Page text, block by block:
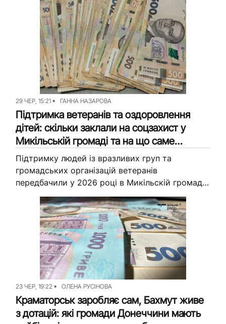
консультації з різних питань. Для...
29 ЧЕР, 15:21 ГАННА НАЗАРОВА
Підтримка ветеранів та оздоровлення
дітей: скільки заклали на соцзахист у
Микільській громаді та на що саме
витратять гроші
Підтримку людей із вразливих груп та
громадських організацій ветеранів
передбачили у 2026 році в Микільскій громаді.
Загалом на соцзахист тут заклали понад 52
млн грн. Розповідаємо детальніше, на які ще...
23 ЧЕР, 19:22 ОЛЕНА РУСІНОВА
Краматорськ заробляє сам, Бахмут живе
з дотацій: які громади Донеччини мають